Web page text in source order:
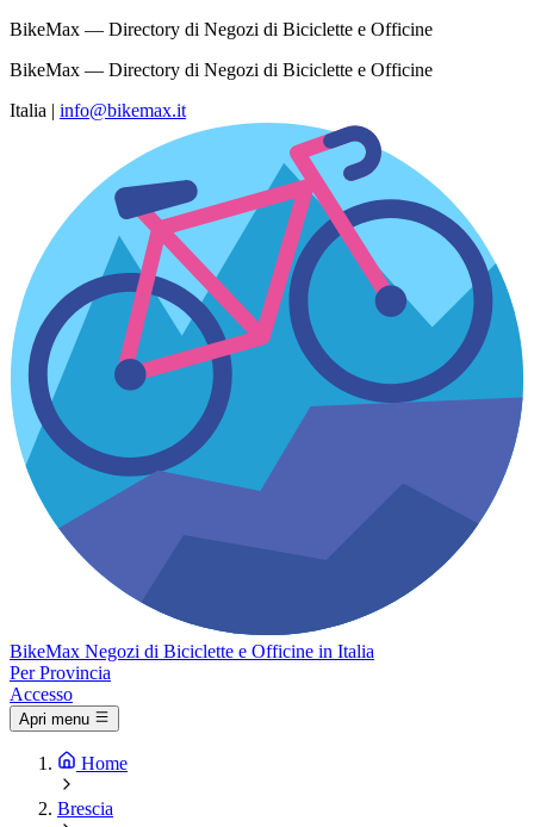
BikeMax — Directory di Negozi di Biciclette e Officine
BikeMax — Directory di Negozi di Biciclette e Officine
Italia | info@bikemax.it
BikeMax Negozi di Biciclette e Officine in Italia
Per Provincia
Accesso
Apri menu
Home
Brescia